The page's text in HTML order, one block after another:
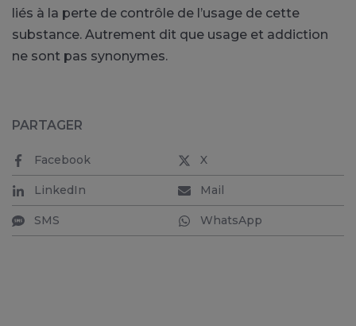
liés à la perte de contrôle de l’usage de cette
substance. Autrement dit que usage et addiction
ne sont pas synonymes.
PARTAGER
Facebook X
LinkedIn Mail
SMS WhatsApp